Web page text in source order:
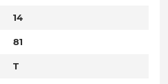
14
81
T